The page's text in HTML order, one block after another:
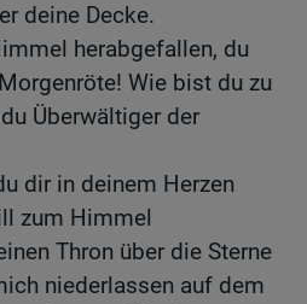
deine Decke.
herabgefallen, du
Wie bist du zu
Überwältiger der
dir in deinem Herzen
zum Himmel
Thron über die Sterne
niederlassen auf dem